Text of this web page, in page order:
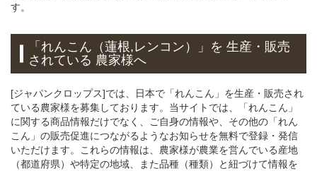
す。
「れんこん（蓮根,レンコン）」 を 生産・販売
されている 農家様へ
[ジャパンクロップス]では、日本で「れんこん」を生産・販売され
ている農家様を募集しております。当サイトでは、「れんこん」
に関する商品情報だけでなく、ご自身の情報や、その他の「れん
こん」の販売促進につながるようなお知らせを無料で登録・発信
いただけます。これらの情報は、農家様が農業を営んでいる産地
（都道府県）や特定の地域、また品種（種類）と紐づけて情報を